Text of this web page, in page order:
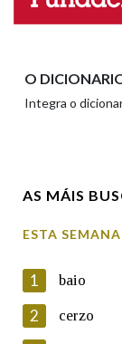
OUTRAS
Marcas
O
Integra o
AS MÁIS
ESTA SEMANA
1 baio
2 cerzo